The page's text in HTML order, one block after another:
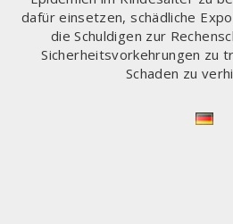
WSJ
(WALL
STREET
JOURNAL)
HAT
dafür einsetzen, schädliche
die Schuldigen zur
Sicherheitsvorkehrungen zu
Schaden zu